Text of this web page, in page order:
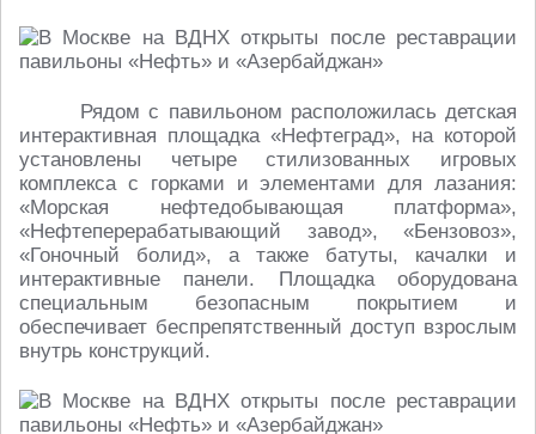
Рядом с павильоном расположилась детская
интерактивная площадка «Нефтеград», на которой
установлены четыре стилизованных игровых
комплекса с горками и элементами для лазания:
«Морская нефтедобывающая платформа»,
«Нефтеперерабатывающий завод», «Бензовоз»,
«Гоночный болид», а также батуты, качалки и
интерактивные панели. Площадка оборудована
специальным безопасным покрытием и
обеспечивает беспрепятственный доступ взрослым
внутрь конструкций.